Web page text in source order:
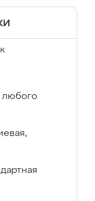
любого